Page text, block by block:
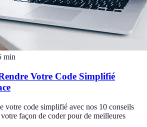
min
Votre Code Simplifié
votre code simplifié avec nos 10 conseils
façon de coder pour de meilleures